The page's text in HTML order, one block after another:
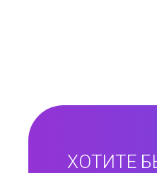
ХОТИТЕ